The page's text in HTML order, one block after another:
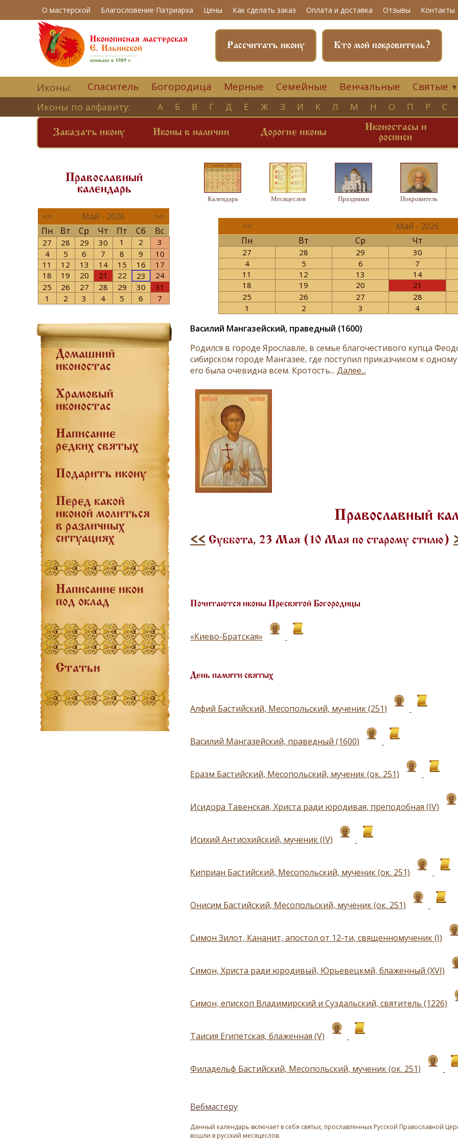
О мастерской Благословение Патриарха Цены Как сделать заказ Оплата и доставка Отзывы Контакты
Кто мой покровитель?
Рассчитать икону
Иконы: Спаситель Богородица Мерные Семейные Венчальные Святые ▼
Иконы по алфавиту: А Б В Г Д Е Ж З И К Л М Н О П Р С
Заказать икону Иконы в наличии Дорогие иконы
Иконостасы и
росписи
Православный
календарь
<< Май - 2026
>>
Пн
Вт Ср Чт Пт Сб Вс
27 28 29 30 1 2
3
4
5 6 7 8 9
10
11
12 13 14 15 16
17
18
19 20 21 22 23
24
25
26 27 28 29 30
31
1
2 3 4 5 6 7
Домашний
иконостас
Храмовый
иконостас
Написание
редких святых
Подарить икону
Перед какой
иконой молиться
в различных
ситуациях
Написание икон
под оклад
Статьи
Календарь Месяцеслов Праздники Покровитель
<< Май - 2026
Пн
Вт Ср Чт
27 28 29 30
4
5 6 7
11
12 13 14
18
19 20 21
25
26 27 28
1
2 3 4
Василий Мангазейский, праведный (1600)
Родился в городе Ярославле, в семье благочестивого купца
сибирском городе Мангазее, где поступил приказчиком к
его была очевидна всем. Кротость... Далее...
Православный
<< Суббота, 23 Мая (10 Мая по старому стилю)
Почитаются иконы Пресвятой Богородицы
«Киево-Братская»
День памяти святых
Алфий Бастийский, Месопольский, мученик (251)
Василий Мангазейский, праведный (1600)
Еразм Бастийский, Месопольский, мученик (ок. 251)
Исидора Тавенская, Христа ради юродивая, преподобная (IV)
Исихий Антиохийский, мученик (IV)
Киприан Бастийский, Месопольский, мученик (ок. 251)
Онисим Бастийский, Месопольский, мученик (ок. 251)
Симон Зилот, Кананит, апостол от 12-ти, священномученик (I)
Симон, Христа ради юродивый, Юрьевецкмй, блаженный (XVI)
Симон, епископ Владимирский и Суздальский, святитель (1226)
Таисия Египетская, блаженная (V)
Филадельф Бастийский, Месопольский, мученик (ок. 251)
Вебмастеру
Данный календарь включает в себя святых, прославленных Русской Православной
вошли в русский месяцеслов.